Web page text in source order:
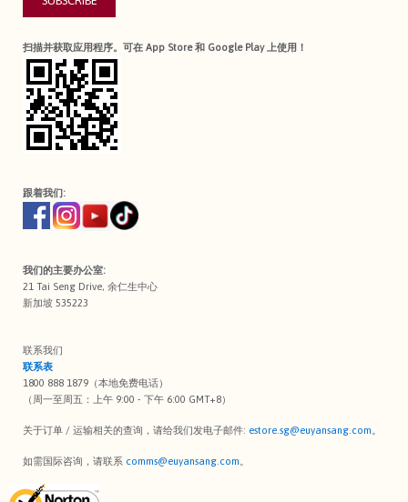
扫描并获取应用程序。可在 App Store 和 Google Play 上使用！
跟着我们:
我们的主要办公室:
21 Tai Seng Drive, 余仁生中心
新加坡 535223
联系我们
联系表
1800 888 1879（本地免费电话）
（周一至周五：上午 9:00 - 下午 6:00 GMT+8）
关于订单 / 运输相关的查询，请给我们发电子邮件: estore.sg@euyansang.com
如需国际咨询，请联系 comms@euyansang.com